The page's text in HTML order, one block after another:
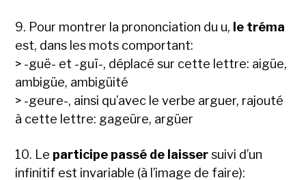
9. Pour montrer la prononciation du u, le tréma
est, dans les mots comportant:
> -guë- et -guï-, déplacé sur cette lettre: aigüe,
ambigüe, ambigüité
> -geure-, ainsi qu’avec le verbe arguer, rajouté
à cette lettre: gageüre, argüer
10. Le participe passé de laissersuivi d’un
infinitif est invariable (à l’image de faire):